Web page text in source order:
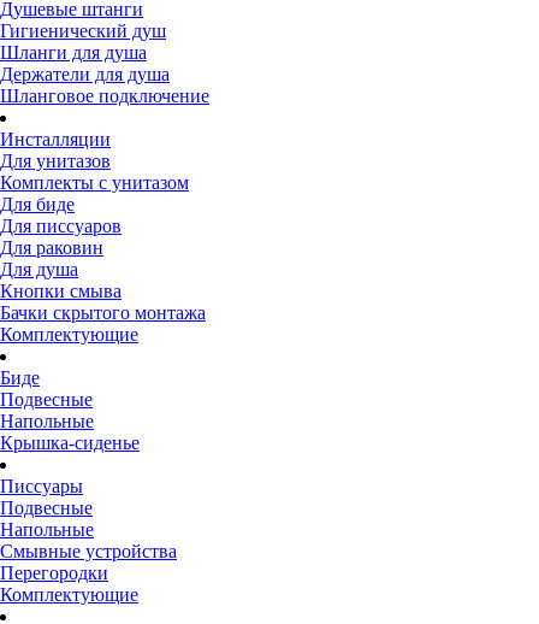
Душевые штанги
Гигиенический душ
Шланги для душа
Держатели для душа
Шланговое подключение
Инсталляции
Для унитазов
Комплекты с унитазом
Для биде
Для писсуаров
Для раковин
Для душа
Кнопки смыва
Бачки скрытого монтажа
Комплектующие
Биде
Подвесные
Напольные
Крышка-сиденье
Писсуары
Подвесные
Напольные
Смывные устройства
Перегородки
Комплектующие